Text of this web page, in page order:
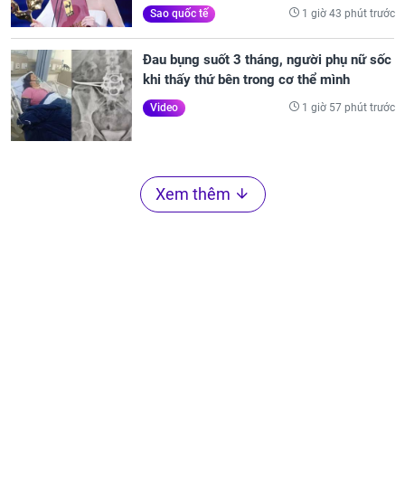
Sao quốc tế 1 giờ 43 phút trước
Đau bụng suốt 3 tháng, người phụ nữ sốc
khi thấy thứ bên trong cơ thể mình
Video 1 giờ 57 phút trước
Xem thêm